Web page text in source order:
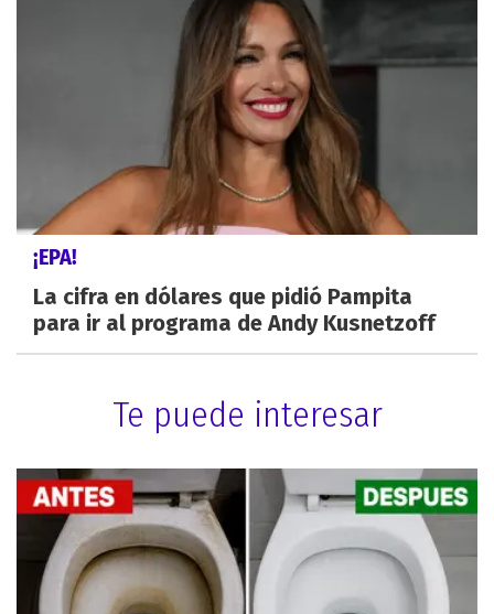
¡EPA!
La cifra en dólares que pidió Pampita
para ir al programa de Andy Kusnetzoff
Te puede interesar